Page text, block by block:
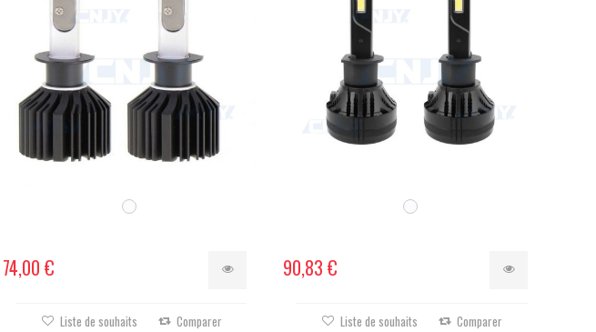
74,00 €
Liste de souhaits Comparer
90,83 €
Liste de souhaits Comparer